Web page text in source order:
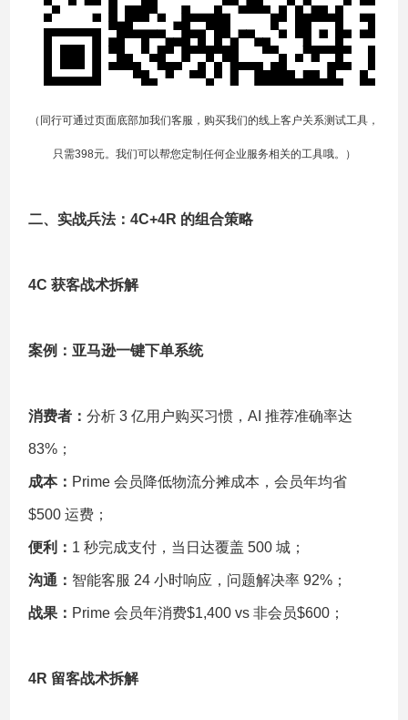
（同行可通过页面底部加我们客服，购买我们的线上客户关系测试工具，
只需398元。我们可以帮您定制任何企业服务相关的工具哦。）
二、实战兵法：4C+4R 的组合策略
4C 获客战术拆解
案例：亚马逊一键下单系统
消费者： 分析 3 亿用户购买习惯，AI 推荐准确率达
83%；
成本： Prime 会员降低物流分摊成本，会员年均省
$500 运费；
便利： 1 秒完成支付，当日达覆盖 500 城；
沟通： 智能客服 24 小时响应，问题解决率 92%；
战果： Prime 会员年消费$1,400 vs 非会员$600；
4R 留客战术拆解